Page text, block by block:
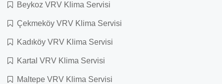
Beykoz VRV Klima Servisi
Çekmeköy VRV Klima Servisi
Kadıköy VRV Klima Servisi
Kartal VRV Klima Servisi
Maltepe VRV Klima Servisi